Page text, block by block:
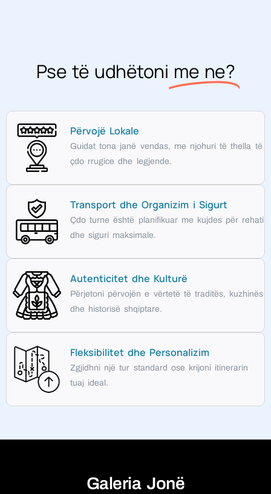
Pse të udhëtoni me ne?
Përvojë Lokale
Guidat tona janë vendas, me njohuri të thella të
çdo rrugice dhe legjende.
Transport dhe Organizim i Sigurt
Çdo turne është planifikuar me kujdes për rehati
dhe siguri maksimale.
Autenticitet dhe Kulturë
Përjetoni përvojën e vërtetë të traditës, kuzhinës
dhe historisë shqiptare.
Fleksibilitet dhe Personalizim
Zgjidhni një tur standard ose krijoni itinerarin
tuaj ideal.
Galeria Jonë